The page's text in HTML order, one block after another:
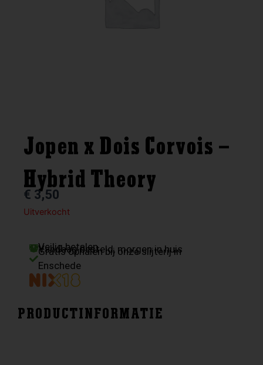
Jopen x Dois Corvois –
Hybrid Theory
€ 3,50
Uitverkocht
Veilig betalen
Vandaag besteld, morgen in huis
Gratis ophalen bij onze slijterij in
Enschede
PRODUCTINFORMATIE